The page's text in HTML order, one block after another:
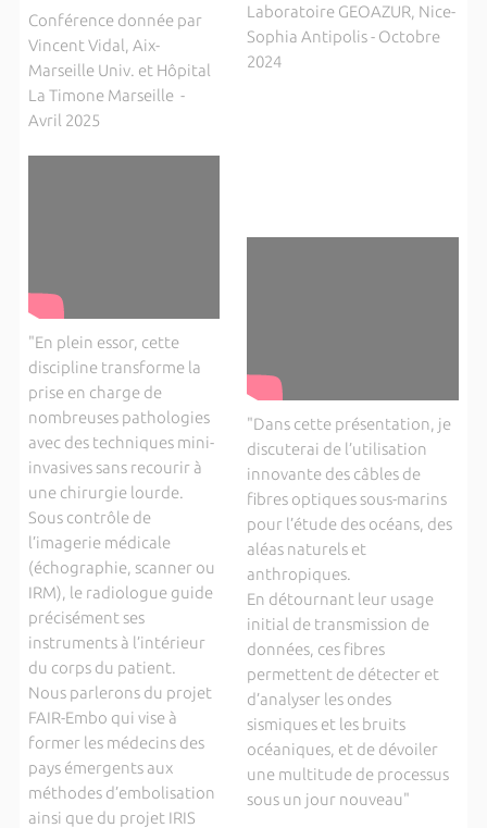
Conférence donnée par
Vincent Vidal, Aix-
Marseille Univ. et Hôpital
La Timone Marseille -
Avril 2025
Laboratoire GEOAZUR, Nice-
Sophia Antipolis - Octobre
2024
"En plein essor, cette
discipline transforme la
prise en charge de
nombreuses pathologies
avec des techniques mini-
invasives sans recourir à
une chirurgie lourde.
Sous contrôle de
l’imagerie médicale
(échographie, scanner ou
IRM), le radiologue guide
précisément ses
instruments à l’intérieur
du corps du patient.
Nous parlerons du projet
FAIR-Embo qui vise à
former les médecins des
pays émergents aux
méthodes d’embolisation
ainsi que du projet IRIS
"Dans cette présentation, je
discuterai de l’utilisation
innovante des câbles de
fibres optiques sous-marins
pour l’étude des océans, des
aléas naturels et
anthropiques.
En détournant leur usage
initial de transmission de
données, ces fibres
permettent de détecter et
d’analyser les ondes
sismiques et les bruits
océaniques, et de dévoiler
une multitude de processus
sous un jour nouveau"